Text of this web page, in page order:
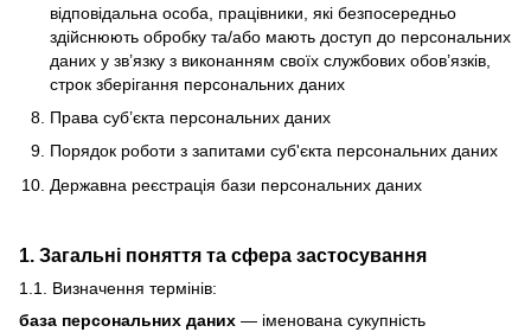
відповідальна особа, працівники, які безпосередньо
здійснюють обробку та/або мають доступ до персональних
даних у зв’язку з виконанням своїх службових обов’язків,
строк зберігання персональних даних
Права суб’єкта персональних даних
Порядок роботи з запитами суб'єкта персональних даних
Державна реєстрація бази персональних даних
1. Загальні поняття та сфера застосування
1.1. Визначення термінів:
база персональних даних — іменована сукупність